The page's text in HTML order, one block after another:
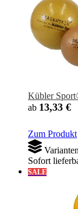
Kübler
ab 13,33 €
Zum Produkt
Sofort
SALE